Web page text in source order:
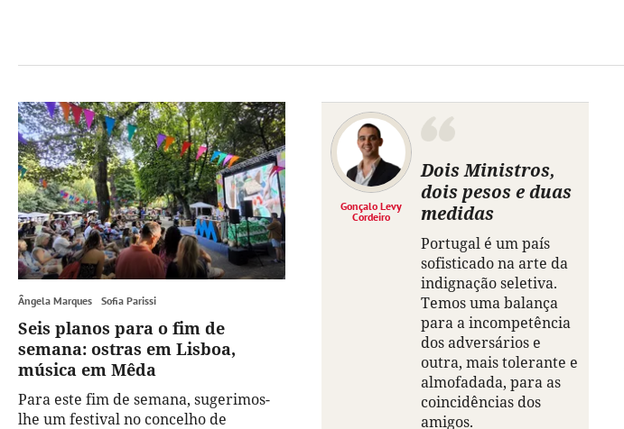
Ângela Marques Sofia Parissi
Seis planos para o fim de
semana: ostras em Lisboa,
música em Mêda
Para este fim de semana, sugerimos-
lhe um festival no concelho de
Gonçalo Levy
Cordeiro
Dois Ministros,
dois pesos e duas
medidas
Portugal é um país
sofisticado na arte da
indignação seletiva.
Temos uma balança
para a incompetência
dos adversários e
outra, mais tolerante e
almofadada, para as
coincidências dos
amigos.